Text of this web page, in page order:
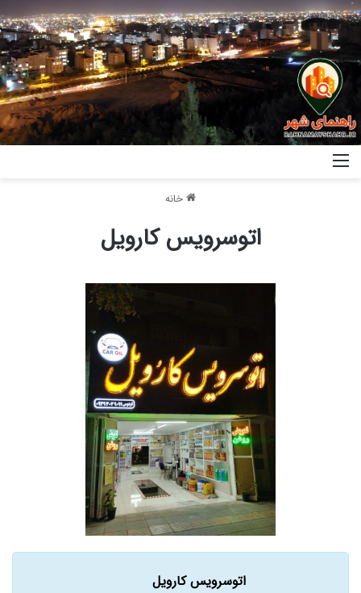
خانه
اتوسرویس کارویل
اتوسرویس کارویل